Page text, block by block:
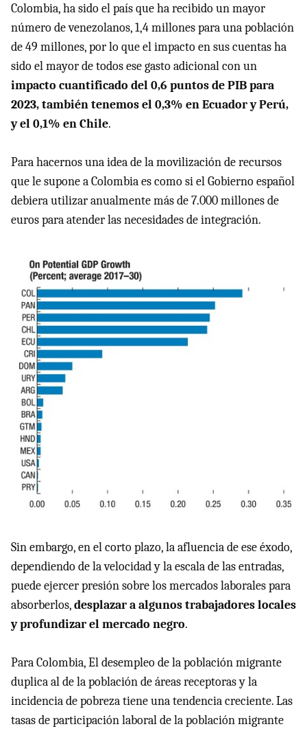
Colombia, ha sido el país que ha recibido un mayor
número de venezolanos, 1,4 millones para una población
de 49 millones, por lo que el impacto en sus cuentas ha
sido el mayor de todos ese gasto adicional con un
impacto cuantificado del 0,6 puntos de PIB para
2023, también tenemos el 0,3% en Ecuador y Perú,
y el 0,1% en Chile.
Para hacernos una idea de la movilización de recursos
que le supone a Colombia es como si el Gobierno español
debiera utilizar anualmente más de 7.000 millones de
euros para atender las necesidades de integración.
Sin embargo, en el corto plazo, la afluencia de ese éxodo,
dependiendo de la velocidad y la escala de las entradas,
puede ejercer presión sobre los mercados laborales para
absorberlos,desplazar a algunos trabajadores locales
y profundizar el mercado negro.
Para Colombia, El desempleo de la población migrante
duplica al de la población de áreas receptoras y la
incidencia de pobreza tiene una tendencia creciente. Las
tasas de participación laboral de la población migrante